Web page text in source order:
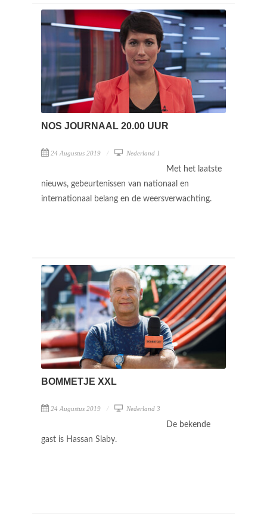
NOS JOURNAAL 20.00 UUR
24 Augustus 2019 Nederland 1
Met het laatste
nieuws, gebeurtenissen van nationaal en
internationaal belang en de weersverwachting.
BOMMETJE XXL
24 Augustus 2019 Nederland 3
De bekende
gast is Hassan Slaby.